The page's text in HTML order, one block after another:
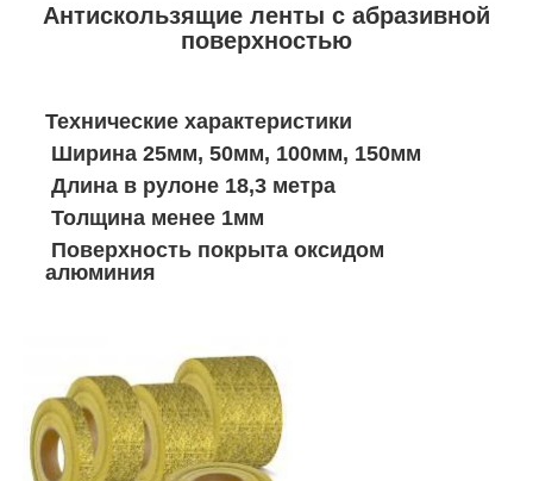
Антискользящие ленты с абразивной
поверхностью
Технические характеристики
Ширина 25мм, 50мм, 100мм, 150мм
Длина в рулоне 18,3 метра
Толщина менее 1мм
Поверхность покрыта оксидом
алюминия